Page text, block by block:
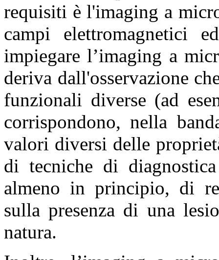
requisiti è l'imaging a
campi elettromagnetici
impiegare l’imaging a
deriva dall'osservazione
funzionali diverse (ad
corrispondono, nella
valori diversi delle
di tecniche di diagnostica
almeno in principio, di
sulla presenza di una
natura.